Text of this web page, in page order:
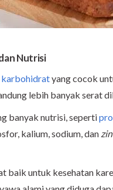
Nutrisi
karbohidratyang cocok
lebih banyak serat
banyak nutrisi, seperti
kalium, sodium, dan
baik untuk kesehatan